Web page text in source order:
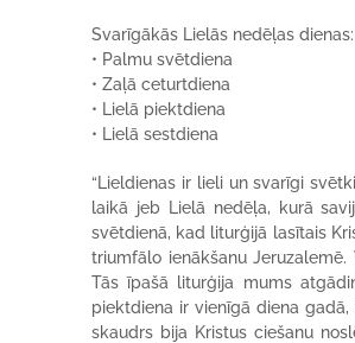
Svarīgākās Lielās nedēļas dienas:
• Palmu svētdiena
• Zaļā ceturtdiena
• Lielā piektdiena
• Lielā sestdiena
“Lieldienas ir lieli un svarīgi
laikā jeb Lielā nedēļa, kurā
svētdienā, kad liturģijā lasītais
triumfālo ienākšanu
Tās īpašā liturģija mums
piektdiena ir vienīgā diena
skaudrs bija Kristus ciešanu